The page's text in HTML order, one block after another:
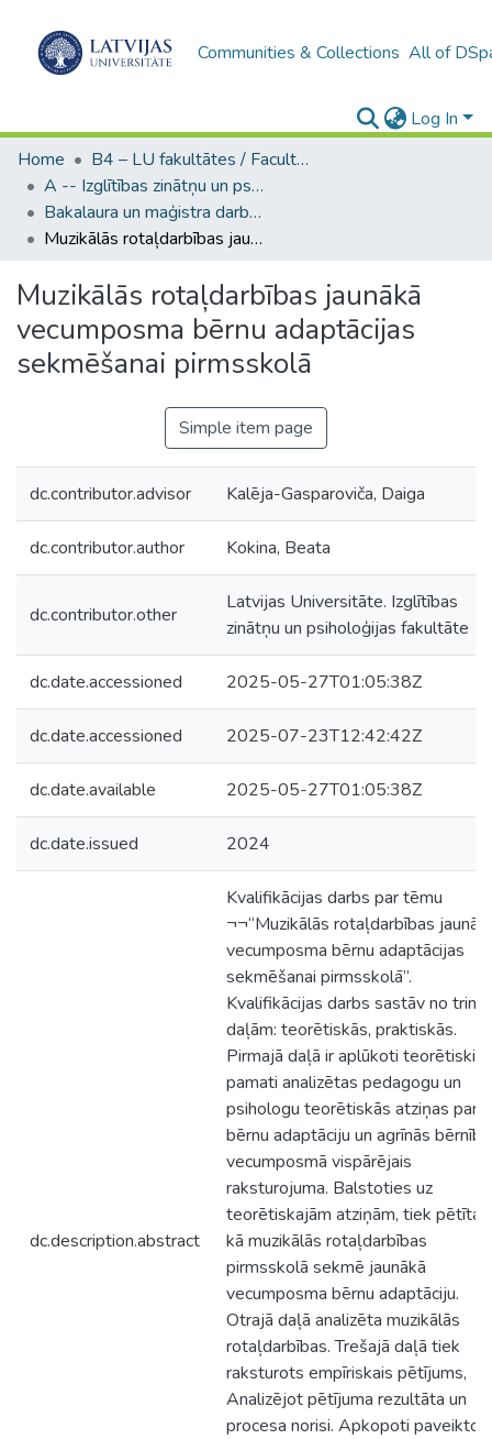
Communities & Collections All of
Log In
Home
B4 – LU fakultātes / Faculties of the UL
A -- Izglītības zinātņu un psiholoģijas fakultāte / Faculty of Education Sciences and Psychology
Bakalaura un maģistra darbi (PPMF) / Bachelor's and Master's theses
Muzikālās rotaļdarbības jaunākā vecumposma bērnu adaptācijas sekmēšanai pirmsskolā
Muzikālās rotaļdarbības jaunākā
vecumposma bērnu adaptācijas
sekmēšanai pirmsskolā
Simple item page
dc.contributor.advisor Kalēja-Gasparoviča, Daiga
dc.contributor.author Kokina, Beata
dc.contributor.other
Latvijas Universitāte. Izglītības
zinātņu un psiholoģijas fakultāte
dc.date.accessioned 2025-05-27T01:05:38Z
dc.date.accessioned 2025-07-23T12:42:42Z
dc.date.available 2025-05-27T01:05:38Z
dc.date.issued 2024
dc.description.abstract
Kvalifikācijas darbs par tēmu
¬¬“Muzikālās rotaļdarbības
vecumposma bērnu adaptācijas
sekmēšanai pirmsskolā”.
Kvalifikācijas darbs sastāv no trim
daļām: teorētiskās, praktiskās.
Pirmajā daļā ir aplūkoti teorētiskie
pamati analizētas pedagogu un
psihologu teorētiskās atziņas par
bērnu adaptāciju un agrīnās
vecumposmā vispārējais
raksturojuma. Balstoties uz
teorētiskajām atziņām, tiek pētītas
kā muzikālās rotaļdarbības
pirmsskolā sekmē jaunākā
vecumposma bērnu adaptāciju.
Otrajā daļā analizēta muzikālās
rotaļdarbības. Trešajā daļā tiek
raksturots empīriskais pētījums,
Analizējot pētījuma rezultāta un
procesa norisi. Apkopoti paveikto